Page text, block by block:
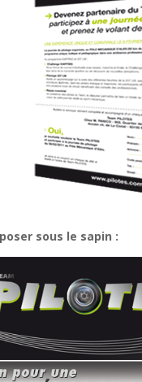
sous le sapin :